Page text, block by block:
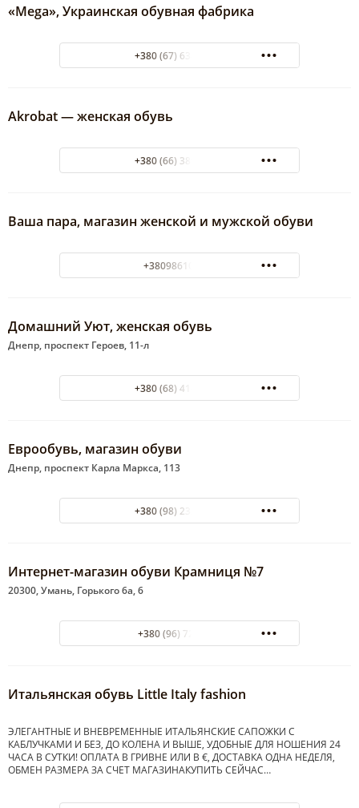
«Mega», Украинская обувная фабрика
+380 (67) 634-10-99
Аkrobat — женская обувь
+380 (66) 389-42-61
Ваша пара, магазин женской и мужской обуви
+380986100345
Домашний Уют, женская обувь
Днепр, проспект Героев, 11-л
+380 (68) 414-26-14
Еврообувь, магазин обуви
Днепр, проспект Карла Маркса, 113
+380 (98) 232-57-05
Интернет-магазин обуви Крамниця №7
20300, Умань, Горького 6а, 6
+380 (96) 7232823
Итальянская обувь Little Italy fashion
ЭЛЕГАНТНЫЕ И ВНЕВРЕМЕННЫЕ ИТАЛЬЯНСКИЕ САПОЖКИ С
КАБЛУЧКАМИ И БЕЗ, ДО КОЛЕНА И ВЫШЕ, УДОБНЫЕ ДЛЯ НОШЕНИЯ 24
ЧАСА В СУТКИ! ОПЛАТА В ГРИВНЕ ИЛИ В €, ДОСТАВКА ОДНА НЕДЕЛЯ,
ОБМЕН РАЗМЕРА ЗА СЧЕТ МАГАЗИНАКУПИТЬ СЕЙЧАС…